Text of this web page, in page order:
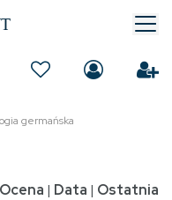
germańska
Ocena | Data | Ostatnia